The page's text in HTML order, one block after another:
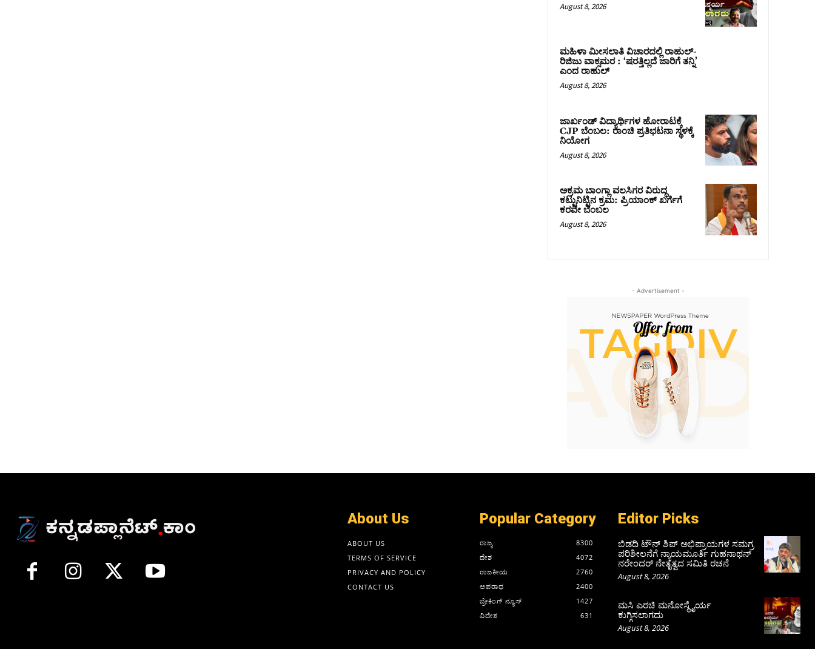
August 8, 2026
ಮಹಿಳಾ ಮೀಸಲಾತಿ ವಿಚಾರದಲ್ಲಿ ರಾಹುಲ್‌-
ರಿಜಿಜು ವಾಕ್ಸಮರ : ‘ಷರತ್ತಿಲ್ಲದೆ ಜಾರಿಗೆ ತನ್ನಿ’
ಎಂದ ರಾಹುಲ್‌
August 8, 2026
ಜಾರ್ಖಂಡ್‌ ವಿದ್ಯಾರ್ಥಿಗಳ ಹೋರಾಟಕ್ಕೆ
CJP ಬೆಂಬಲ: ರಾಂಚಿ ಪ್ರತಿಭಟನಾ ಸ್ಥಳಕ್ಕೆ
ನಿಯೋಗ
August 8, 2026
ಅಕ್ರಮ ಬಾಂಗ್ಲಾ ವಲಸಿಗರ ವಿರುದ್ಧ
ಕಟ್ಟುನಿಟ್ಟಿನ ಕ್ರಮ: ಪ್ರಿಯಾಂಕ್ ಖರ್ಗೆಗೆ
ಕರವೇ ಬೆಂಬಲ
August 8, 2026
- Advertisement -
About Us
ABOUT US
TERMS OF SERVICE
PRIVACY AND POLICY
CONTACT US
Popular Category
ರಾಜ್ಯ
8300
ದೇಶ
4072
ರಾಜಕೀಯ
2760
ಅಪರಾಧ
2400
ಬ್ರೇಕಿಂಗ್ ನ್ಯೂಸ್
1427
ವಿದೇಶ
631
Editor Picks
ಬಿಡದಿ ಟೌನ್ ಶಿಪ್ ಅಭಿಪ್ರಾಯಗಳ ಸಮಗ್ರ
ಪರಿಶೀಲನೆಗೆ ನ್ಯಾಯಮೂರ್ತಿ ಗುಹನಾಥನ್
ನರೇಂದರ್ ನೇತೃತ್ವದ ಸಮಿತಿ ರಚನೆ
August 8, 2026
ಮಸಿ ಎರಚಿ ಮನೋಸ್ಥೈರ್ಯ
ಕುಗ್ಗಿಸಲಾಗದು
August 8, 2026